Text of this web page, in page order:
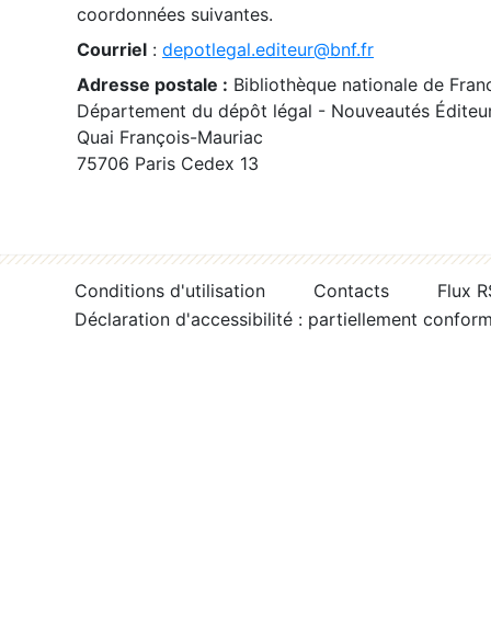
coordonnées suivantes.
Courriel : depotlegal.editeur@bnf.fr
Adresse postale : Bibliothèque nationale de
Département du dépôt légal - Nouveautés
Quai François-Mauriac
75706 Paris Cedex 13
Conditions d'utilisation Contacts
Flux
Déclaration d'accessibilité : partiellement